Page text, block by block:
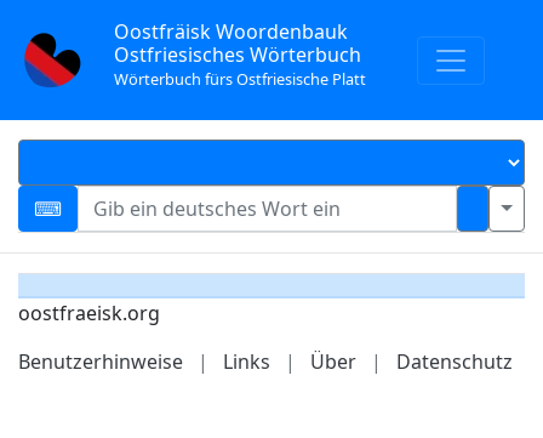
Oostfräisk Woordenbauk
Ostfriesisches Wörterbuch
Wörterbuch fürs Ostfriesische Platt
oostfraeisk.org
Benutzerhinweise
| Links | Über | Datenschutz